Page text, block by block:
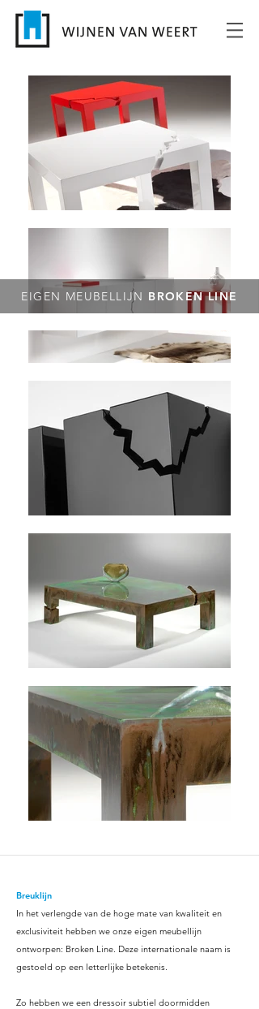
EIGEN MEUBELLIJN BROKEN LINE
Breuklijn
In het verlengde van de hoge mate van kwaliteit en
exclusiviteit hebben we onze eigen meubellijn
ontworpen: Broken Line. Deze internationale naam is
gestoeld op een letterlijke betekenis.
Zo hebben we een dressoir subtiel doormidden